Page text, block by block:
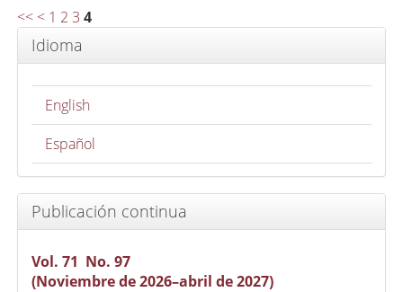
<< < 1 2 3 4
Idioma
English
Español
Publicación continua
Vol. 71 No. 97
(Noviembre de 2026–abril de 2027)